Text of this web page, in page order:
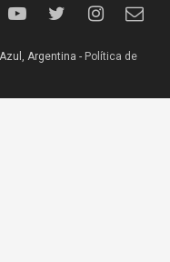
Argentina - Política de